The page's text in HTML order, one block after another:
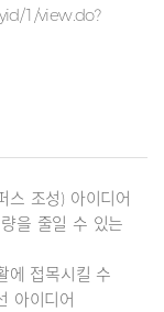
1/view.do?
스 조성) 아이디어
을 줄일 수 있는
에 접목시킬 수
아이디어